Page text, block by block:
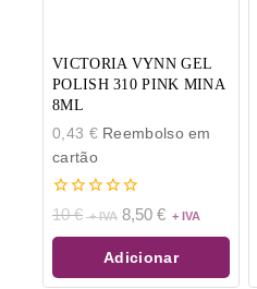
VICTORIA VYNN GEL
POLISH 310 PINK MINA
8ML
0,43 €Reembolso em
cartão
0
de
5
10€ 8,50 €
Adicionar